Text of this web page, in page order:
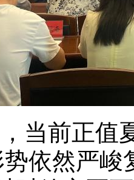
当前正值
依然严峻